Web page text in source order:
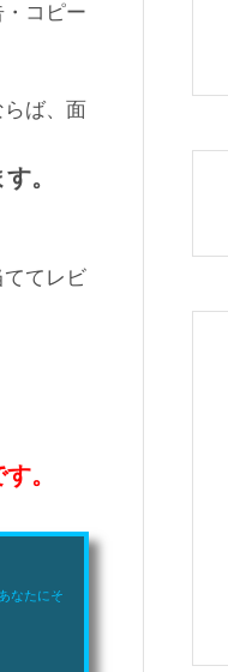
コピー
ば、面
。
てレビ
。
なたにそ